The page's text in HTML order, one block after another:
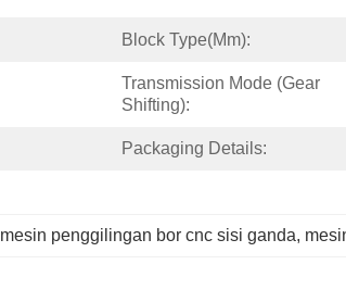
Block Type(mm):
Transmission Mode (gear
Shifting):
Packaging Details:
mesin penggilingan bor cnc sisi ganda,